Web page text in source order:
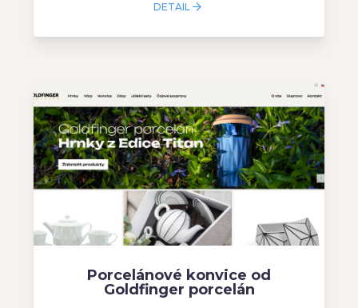
DETAIL
Porcelánové konvice od
Goldfinger porcelán